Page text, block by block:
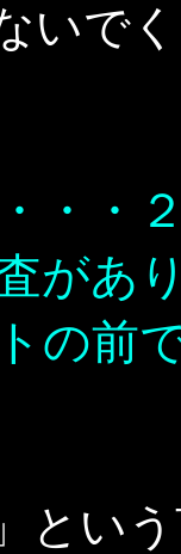
いで
・・
があ
の前
とい